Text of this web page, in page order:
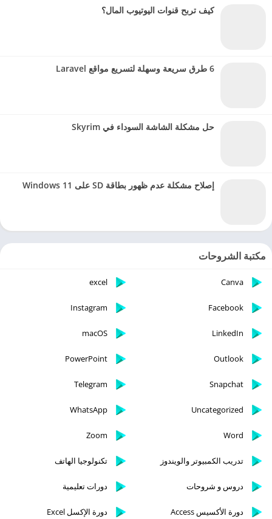
كيف تربح قنوات اليوتيوب المال؟
6 طرق سريعة وسهلة لتسريع مواقع Laravel
حل مشكلة الشاشة السوداء في Skyrim
إصلاح مشكلة عدم ظهور بطاقة SD على Windows 11
مكتبة الشروحات
Canva
excel
Facebook
Instagram
LinkedIn
macOS
Outlook
PowerPoint
Snapchat
Telegram
Uncategorized
WhatsApp
Word
Zoom
تدريب الكمبيوتر والويندوز تكنولوجيا الهاتف
دروس و شروحات دورات تعليمية
دورة الأكسيس Access دورة الإكسل Excel